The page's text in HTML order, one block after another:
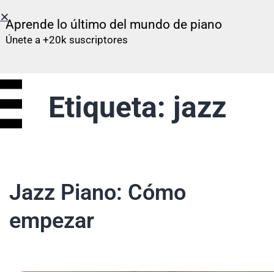
Etiqueta: jazz
Jazz Piano: Cómo
empezar
Aprende lo último del mundo de piano
Únete a +20k suscriptores